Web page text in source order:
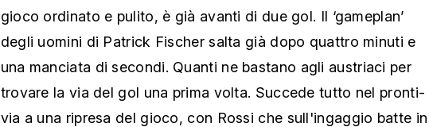
gioco ordinato e pulito, è già avanti di due gol. Il ‘gameplan’
degli uomini di Patrick Fischer salta già dopo quattro minuti e
una manciata di secondi. Quanti ne bastano agli austriaci per
trovare la via del gol una prima volta. Succede tutto nel pronti-
via a una ripresa del gioco, con Rossi che sull'ingaggio batte in